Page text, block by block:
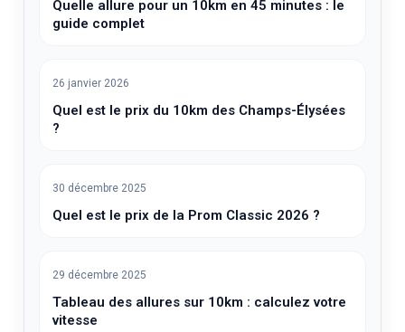
Quelle allure pour un 10km en 45 minutes : le
guide complet
26 janvier 2026
Quel est le prix du 10km des Champs-Élysées
?
30 décembre 2025
Quel est le prix de la Prom Classic 2026 ?
29 décembre 2025
Tableau des allures sur 10km : calculez votre
vitesse